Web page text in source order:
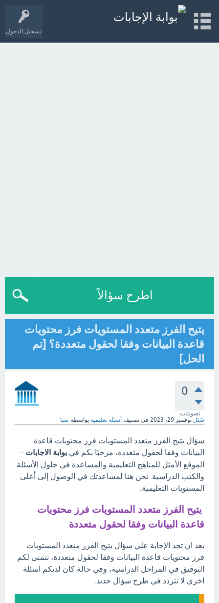
تسجيل الدخول
اطرح سؤالاً
يتيح الفرز متعدد المستويات فرز محتويات
قاعدة البيانات وفقا لحقول متعددة؟ [تم
الحل]
0
تصويتات
سُئل نوفمبر 29، 2023 في تصنيف أسئلة تعليمية بواسطة صبا
سؤال يتيح الفرز متعدد المستويات فرز محتويات قاعدة
البيانات وفقا لحقول متعددة، مرحبًا بكم في بوابة الاجابات -
الموقع الأمثل للمناهج التعليمية والمساعدة في حلول الأسئلة
والكتب الدراسية. نحن هنا لمساعدتك في الوصول إلى أعلى
المستويات التعليمية.
يتيح الفرز متعدد المستويات فرز محتويات
قاعدة البيانات وفقا لحقول متعددة
بعد ان تجد الإجابة علي سؤال يتيح الفرز متعدد المستويات
فرز محتويات قاعدة البيانات وفقا لحقول متعددة، نتمنى لكم
التوفيق في المراحل الدراسية، وفي حالة كان لديكم اسئلة
اخري لا تتردد في طرح سؤال جديد.